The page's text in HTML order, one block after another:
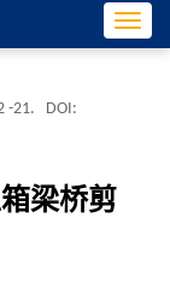
-21.
DOI:
梁桥剪